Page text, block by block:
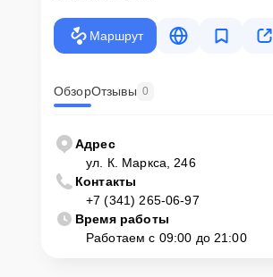
Маршрут
ОбзорОтзывы 0
Адрес
ул. К. Маркса, 246
Контакты
+7 (341) 265-06-97
Время работы
Работаем с 09:00 до 21:00